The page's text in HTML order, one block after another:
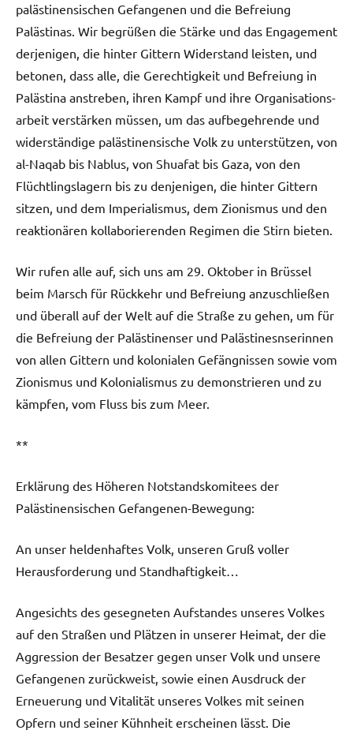
palästinensischen Gefangenen und die Befreiung
Palästinas. Wir begrüßen die Stärke und das Engagement
derjenigen, die hinter Gittern Widerstand leisten, und
betonen, dass alle, die Gerechtigkeit und Befreiung in
Palästina anstreben, ihren Kampf und ihre Organisations-
arbeit verstärken müssen, um das aufbegehrende und
widerständige palästinensische Volk zu unterstützen, von
al-Naqab bis Nablus, von Shuafat bis Gaza, von den
Flüchtlingslagern bis zu denjenigen, die hinter Gittern
sitzen, und dem Imperialismus, dem Zionismus und den
reaktionären kollaborierenden Regimen die Stirn bieten.
Wir rufen alle auf, sich uns am 29. Oktober in Brüssel
beim Marsch für Rückkehr und Befreiung anzuschließen
und überall auf der Welt auf die Straße zu gehen, um für
die Befreiung der Palästinenser und Palästinesnserinnen
von allen Gittern und kolonialen Gefängnissen sowie vom
Zionismus und Kolonialismus zu demonstrieren und zu
kämpfen, vom Fluss bis zum Meer.
**
Erklärung des Höheren Notstandskomitees der
Palästinensischen Gefangenen-Bewegung:
An unser heldenhaftes Volk, unseren Gruß voller
Herausforderung und Standhaftigkeit…
Angesichts des gesegneten Aufstandes unseres Volkes
auf den Straßen und Plätzen in unserer Heimat, der die
Aggression der Besatzer gegen unser Volk und unsere
Gefangenen zurückweist, sowie einen Ausdruck der
Erneuerung und Vitalität unseres Volkes mit seinen
Opfern und seiner Kühnheit erscheinen lässt. Die